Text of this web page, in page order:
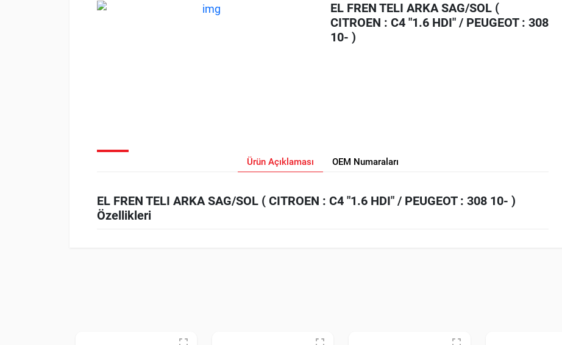
EL FREN TELI ARKA SAG/SOL (
CITROEN : C4 "1.6 HDI" / PEUGEOT : 308
10- )
Ürün Açıklaması OEM Numaraları
EL FREN TELI ARKA SAG/SOL ( CITROEN : C4 "1.6 HDI" / PEUGEOT : 308 10- )
Özellikleri